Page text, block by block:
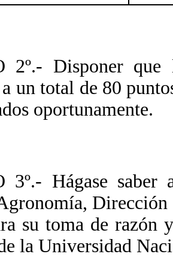
2º.- Disponer
un total de 80
oportunamente.
3º.- Hágase saber
Dirección
su toma de razón
la Universidad